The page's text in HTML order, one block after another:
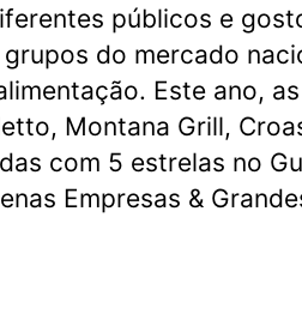
públicos e
do mercado
Este ano,
Montana Grill,
com 5 estrelas no
Empresas &